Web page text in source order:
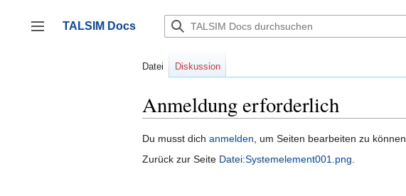
springen
Seitenleiste umschalten
TALSIM Docs
Datei Diskussion
Anmeldung erforderlich
Du musst dich anmelden , um Seiten bearbeiten zu können.
Zurück zur Seite Datei:Systemelement001.png